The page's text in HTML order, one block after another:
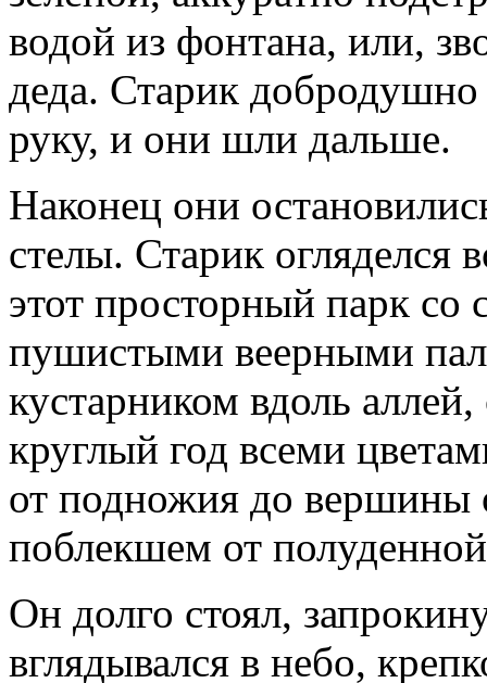
водой из фонтана, или,
деда. Старик
руку, и они шли дальше.
Наконец они
стелы. Старик огляделся
этот просторный парк
пушистыми веерными
кустарником вдоль
круглый год всеми
от подножия до вершины
поблекшем от
Он долго стоял,
вглядывался в небо,